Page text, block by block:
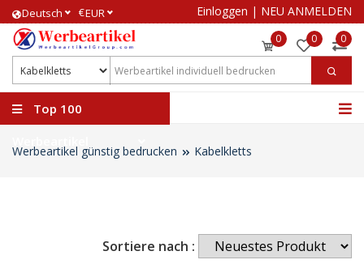
Deutsch €EUR Einloggen | NEU ANMELDEN
0 0 0
Top 100
Werbeartikel günstig bedrucken Kabelkletts
Sortiere nach :